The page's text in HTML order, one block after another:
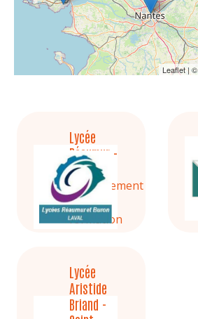
Leaflet | ©
Lycée
Réaumur -
Laval
Etablissement
de
formation
Lycée
Aristide
Briand -